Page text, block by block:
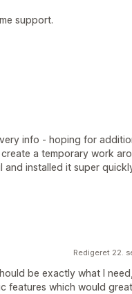
support.
info - hoping for
a temporary work
and installed it super
Redigeret 22.
be exactly what I
features which would